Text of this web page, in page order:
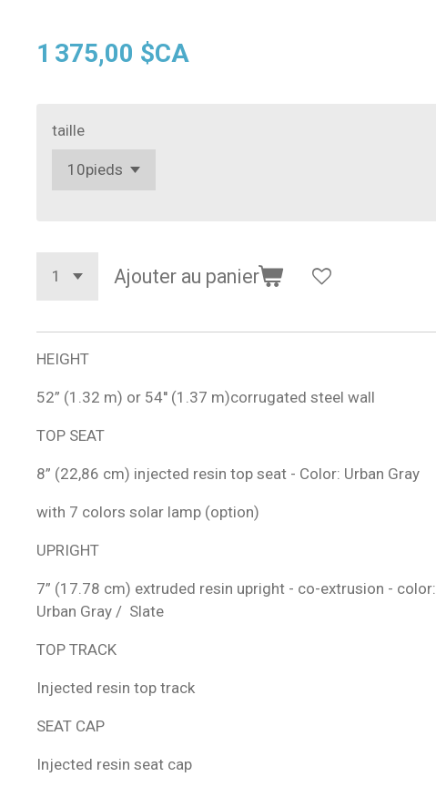
1 375,00 $CA
taille
Ajouter au panier
HEIGHT
52” (1.32 m) or 54'' (1.37 m)corrugated steel wall
TOP SEAT
8” (22,86 cm) injected resin top seat - Color: Urban Gray
with 7 colors solar lamp (option)
UPRIGHT
7” (17.78 cm) extruded resin upright - co-extrusion - color:
Urban Gray / Slate
TOP TRACK
Injected resin top track
SEAT CAP
Injected resin seat cap